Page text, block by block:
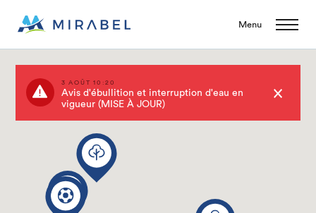
Menu
3 AOÛT 10:20
Avis d'ébullition et interruption d'eau en
vigueur (MISE À JOUR)